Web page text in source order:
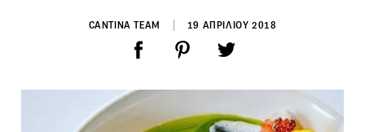
CANTINA TEAM 19 ΑΠΡΙΛΙΟΥ 2018